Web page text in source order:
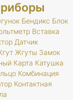
Бендикс Блок
Вставка
Датчик
Жгуты Замок
Карта Катушка
Комбинация
Контактная